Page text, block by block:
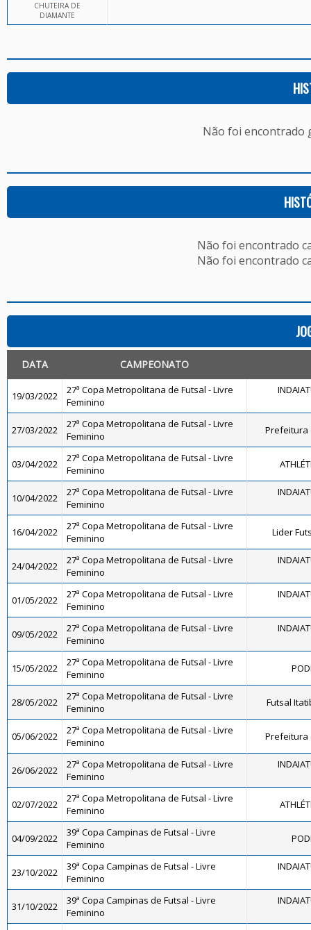
CHUTEIRA DE
DIAMANTE
Não foi encontrado
Não foi encontrado
Não foi encontrado
DATA CAMPEONATO
19/03/2022
27ª Copa Metropolitana de Futsal - Livre
Feminino
27/03/2022
27ª Copa Metropolitana de Futsal - Livre
Feminino
Prefeitura
03/04/2022
27ª Copa Metropolitana de Futsal - Livre
Feminino
10/04/2022
27ª Copa Metropolitana de Futsal - Livre
Feminino
16/04/2022
27ª Copa Metropolitana de Futsal - Livre
Feminino
Lider
24/04/2022
27ª Copa Metropolitana de Futsal - Livre
Feminino
01/05/2022
27ª Copa Metropolitana de Futsal - Livre
Feminino
09/05/2022
27ª Copa Metropolitana de Futsal - Livre
Feminino
15/05/2022
27ª Copa Metropolitana de Futsal - Livre
Feminino
28/05/2022
27ª Copa Metropolitana de Futsal - Livre
Feminino
Futsal
05/06/2022
27ª Copa Metropolitana de Futsal - Livre
Feminino
Prefeitura
26/06/2022
27ª Copa Metropolitana de Futsal - Livre
Feminino
02/07/2022
27ª Copa Metropolitana de Futsal - Livre
Feminino
04/09/2022
39ª Copa Campinas de Futsal - Livre
Feminino
23/10/2022
39ª Copa Campinas de Futsal - Livre
Feminino
31/10/2022
39ª Copa Campinas de Futsal - Livre
Feminino